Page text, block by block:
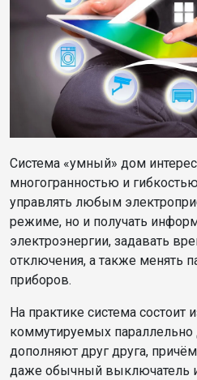
Система «умный» дом
многогранностью и
управлять любым
режиме, но и получать
электроэнергии, задавать
отключения, а также менять
приборов.
На практике система состоит
коммутируемых параллельно
дополняют друг друга,
даже обычный выключатель